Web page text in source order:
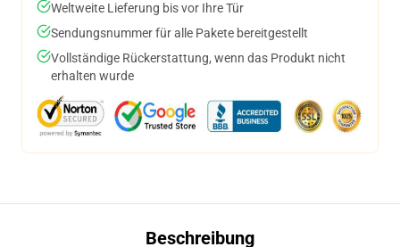
Weltweite Lieferung bis vor Ihre Tür
Sendungsnummer für alle Pakete bereitgestellt
Vollständige Rückerstattung, wenn das Produkt nicht
erhalten wurde
Beschreibung